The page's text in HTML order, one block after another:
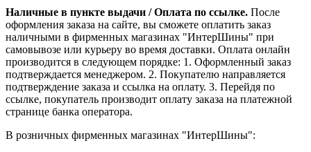
Наличные в пункте выдачи / Оплата по ссылке. После
оформления заказа на сайте, вы сможете оплатить заказ
наличными в фирменных магазинах "ИнтерШины" при
самовывозе или курьеру во время доставки. Оплата онлайн
производится в следующем порядке: 1. Оформленный заказ
подтверждается менеджером. 2. Покупателю направляется
подтверждение заказа и ссылка на оплату. 3. Перейдя по
ссылке, покупатель производит оплату заказа на платежной
странице банка оператора.
В розничных фирменных магазинах "ИнтерШины":